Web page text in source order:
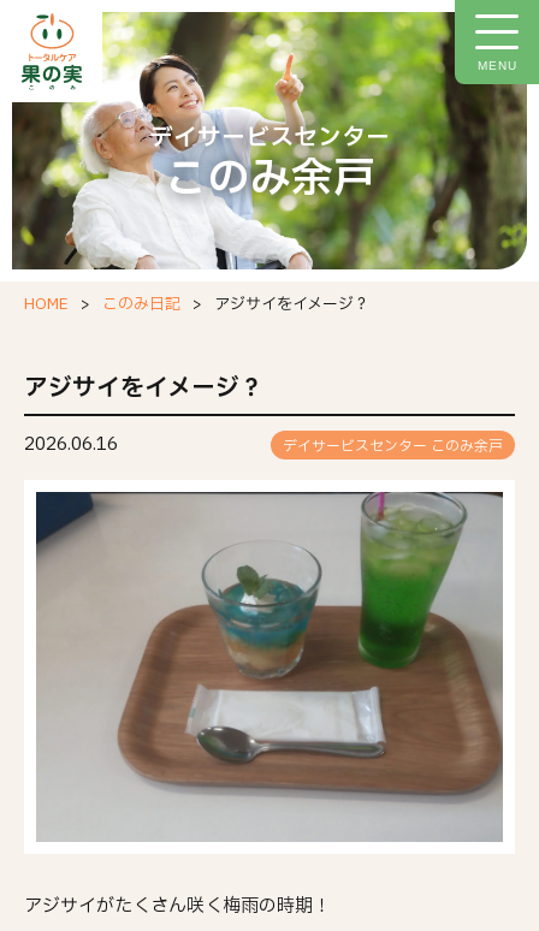
MENU
トップページ
施設について
施設概要
ご利用料金
イベント情報
今月の献立
このみ日記
お問い合わせフォーム
職場環境等要件の実施報告
デイサービスセンター
このみ余戸
HOME このみ日記 アジサイをイメージ？
アジサイをイメージ？
2026.06.16 デイサービスセンター このみ余戸
アジサイがたくさん咲く梅雨の時期！